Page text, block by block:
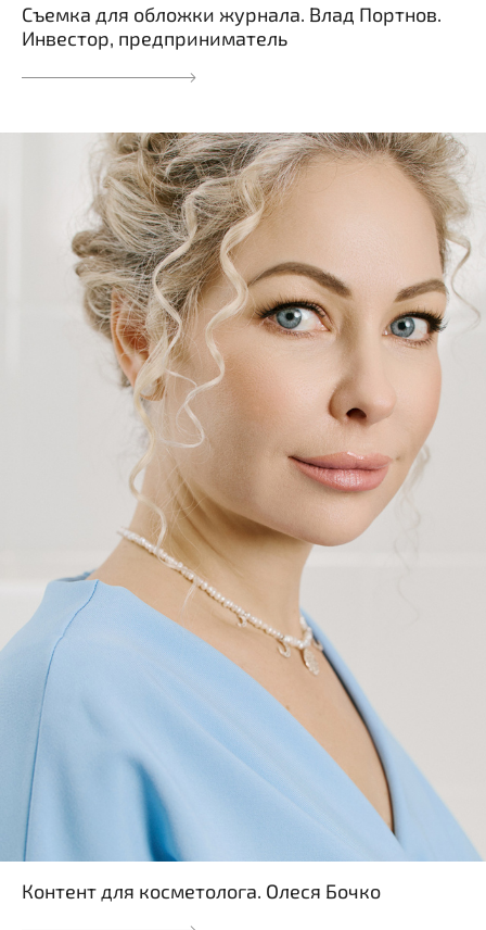
Съемка для обложки журнала. Влад Портнов.
Инвестор, предприниматель
Контент для косметолога. Олеся Бочко